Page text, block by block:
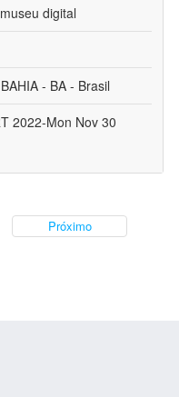
digital
- BA - Brasil
2022-Mon Nov 30
Próximo